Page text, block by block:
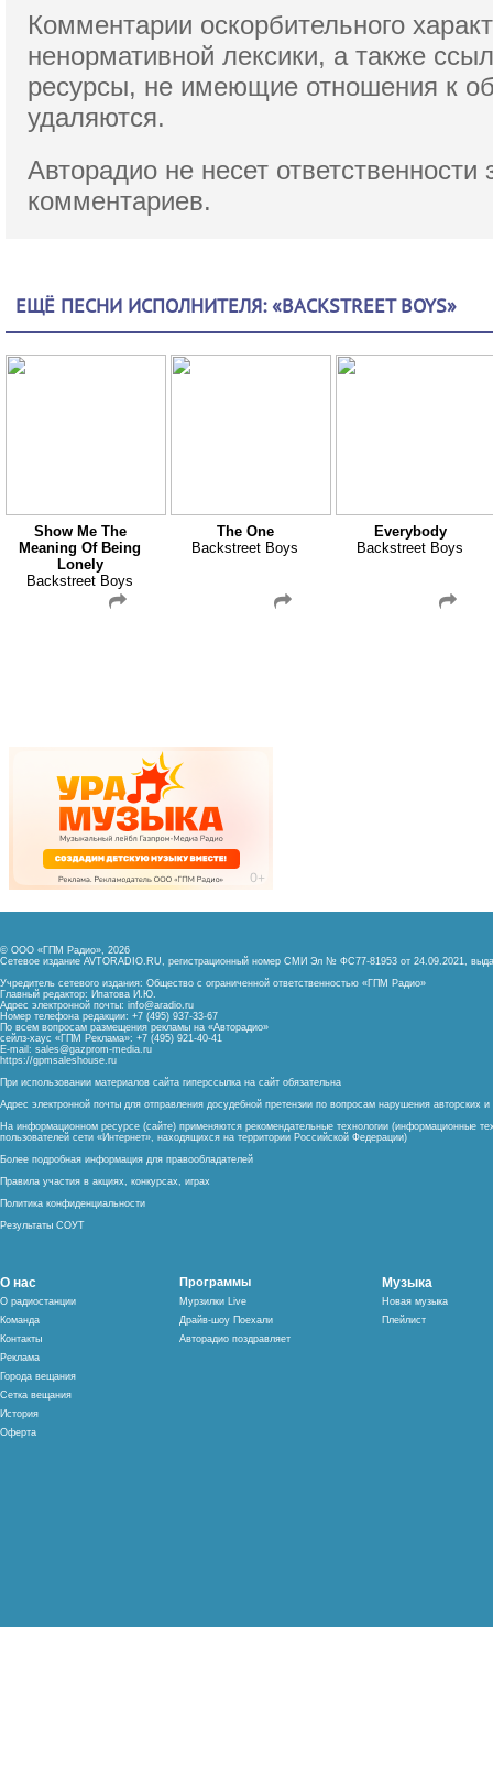
Комментарии оскорбительного
ненормативной лексики, а также
ресурсы, не имеющие отношения к
удаляются.
Авторадио не несет ответственности
комментариев.
ЕЩЁ ПЕСНИ ИСПОЛНИТЕЛЯ: «BACKSTREET BOYS»
Show Me The
Meaning Of Being
Lonely
Backstreet Boys
The One
Backstreet Boys
Everybody
Backstreet Boys
© ООО «ГПМ Радио», 2026
Сетевое издание AVTORADIO.RU, регистрационный номер СМИ Эл № ФС77-81953 от 24.09.2021,
Учредитель сетевого издания: Общество с ограниченной ответственностью «ГПМ Радио»
Главный редактор: Ипатова И.Ю.
Адрес электронной почты: info@aradio.ru
Номер телефона редакции: +7 (495) 937-33-67
По всем вопросам размещения рекламы на «Авторадио»
сейлз-хаус «ГПМ Реклама»: +7 (495) 921-40-41
E-mail: sales@gazprom-media.ru
https://gpmsaleshouse.ru
При использовании материалов сайта гиперссылка на сайт обязательна
Адрес электронной почты для отправления досудебной претензии по вопросам нарушения авторских
На информационном ресурсе (сайте) применяются рекомендательные технологии (информационные
пользователей сети «Интернет», находящихся на территории Российской Федерации)
Более подробная информация для правообладателей
Правила участия в акциях, конкурсах, играх
Политика конфиденциальности
Результаты СОУТ
О нас
О радиостанции
Команда
Контакты
Реклама
Города вещания
Сетка вещания
История
Оферта
Программы
Мурзилки Live
Драйв-шоу Поехали
Авторадио поздравляет
Музыка
Новая музыка
Плейлист